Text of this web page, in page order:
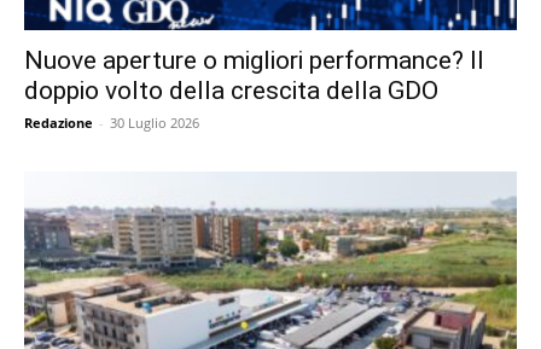
Nuove aperture o migliori performance? Il
doppio volto della crescita della GDO
Redazione - 30 Luglio 2026